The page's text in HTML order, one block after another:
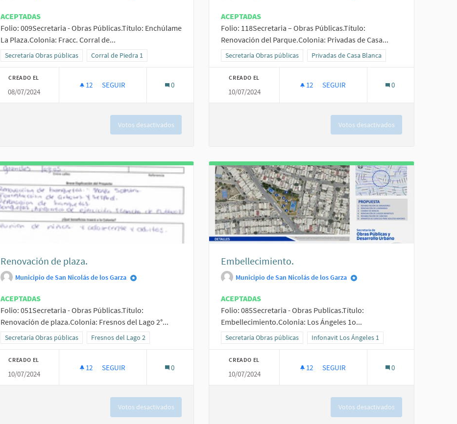
ACEPTADAS
Folio: 009Secretaria - Obras Públicas.Título: Enchúlame
La Plaza.Colonia: Fracc. Corral de...
Resultados al filtrar por la categoría: Secretaría Obras públicas
Secretaría Obras públicas Resultados al filtrar por el ámbito: Corral de Piedra 1
Corral de Piedra 1
CREADO EL
08/07/2024
12 12 SEGUIDORAS
SEGUIR 0
Votos desactivados
ACEPTADAS
Folio: 118Secretaria – Obras Públicas.Título:
Renovación del Parque.Colonia: Privadas de Casa...
Resultados al filtrar por la categoría: Secretaría Obras públicas
Secretaría Obras públicas Resultados al filtrar por el ámbito: Privadas de
Privadas de Casa Blanca
CREADO EL
10/07/2024
12 12 SEGUIDORAS
SEGUIR 0
Votos desactivados
Renovación de plaza.
Municipio de San Nicolás de los Garza
ACEPTADAS
Folio: 051Secretaria - Obras Públicas.Título:
Renovación de plaza.Colonia: Fresnos del Lago 2°...
Resultados al filtrar por la categoría: Secretaría Obras públicas
Secretaría Obras públicas Resultados al filtrar por el ámbito: Fresnos del Lago 2
Fresnos del Lago 2
CREADO EL
10/07/2024
12 12 SEGUIDORAS
SEGUIR 0
Votos desactivados
Embellecimiento.
Municipio de San Nicolás de los Garza
ACEPTADAS
Folio: 085Secretaria - Obras Publicas.Título:
Embellecimiento.Colonia: Los Ángeles 1o...
Resultados al filtrar por la categoría: Secretaría Obras públicas
Secretaría Obras públicas Resultados al filtrar por el ámbito: Infonavit Los
Infonavit Los Ángeles 1
CREADO EL
10/07/2024
12 12 SEGUIDORAS
SEGUIR 0
Votos desactivados